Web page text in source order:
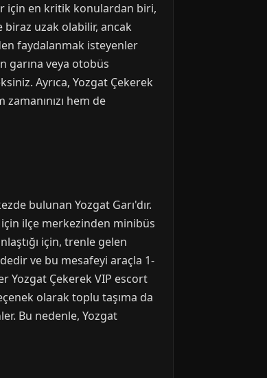
için en kritik konulardan biri,
biraz uzak olabilir, ancak
faydalanmak isteyenler
garına veya otobüs
Ayrıca, Yozgat Çekerek
hem de
bulunan Yozgat Garı'dır.
ilçe merkezinden minibüs
için, trenle gelen
ve bu mesafeyi araçla 1-
Yozgat Çekerek VIP escort
olarak toplu taşıma da
Bu nedenle, Yozgat